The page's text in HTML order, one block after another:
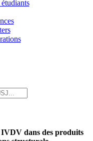
dans des produits